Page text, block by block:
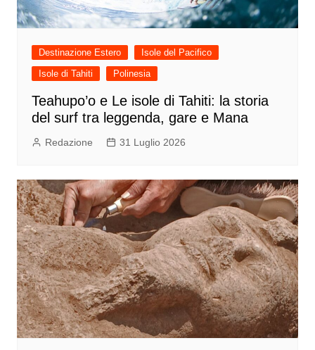
Destinazione Estero
Isole del Pacifico
Isole di Tahiti
Polinesia
Teahupo’o e Le isole di Tahiti: la storia
del surf tra leggenda, gare e Mana
Redazione 31 Luglio 2026